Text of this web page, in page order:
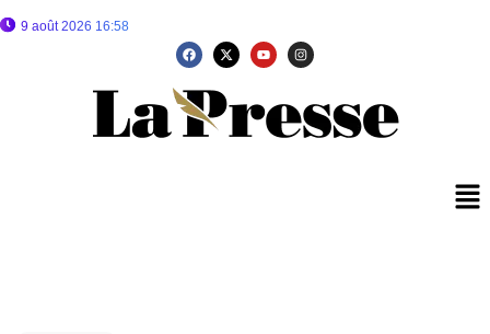
9 août 2026 16:58